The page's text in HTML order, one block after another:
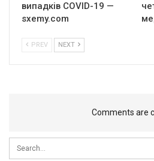
випадків COVID-19 —
sxemy.com
PREV NEXT
Comments are